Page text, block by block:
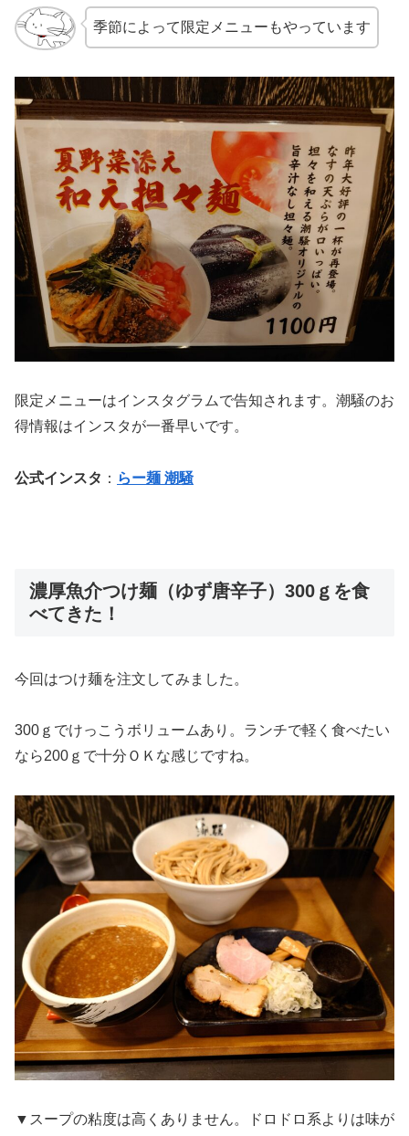
季節によって限定メニューもやっています
限定メニューはインスタグラムで告知されます。潮騒のお
得情報はインスタが一番早いです。
公式インスタ ： らー麺 潮騒
濃厚魚介つけ麺（ゆず唐辛子）300ｇを食
べてきた！
今回はつけ麺を注文してみました。
300ｇでけっこうボリュームあり。ランチで軽く食べたい
なら200ｇで十分ＯＫな感じですね。
▼スープの粘度は高くありません。ドロドロ系よりは味が